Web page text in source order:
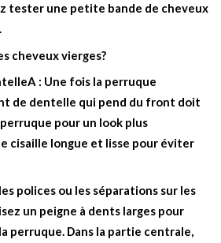
tester une petite bande de cheveux
cheveux vierges?
: Une fois la perruque
de dentelle qui pend du front doit
pour un look plus
cisaille longue et lisse pour éviter
polices ou les séparations sur les
un peigne à dents larges pour
perruque. Dans la partie centrale,